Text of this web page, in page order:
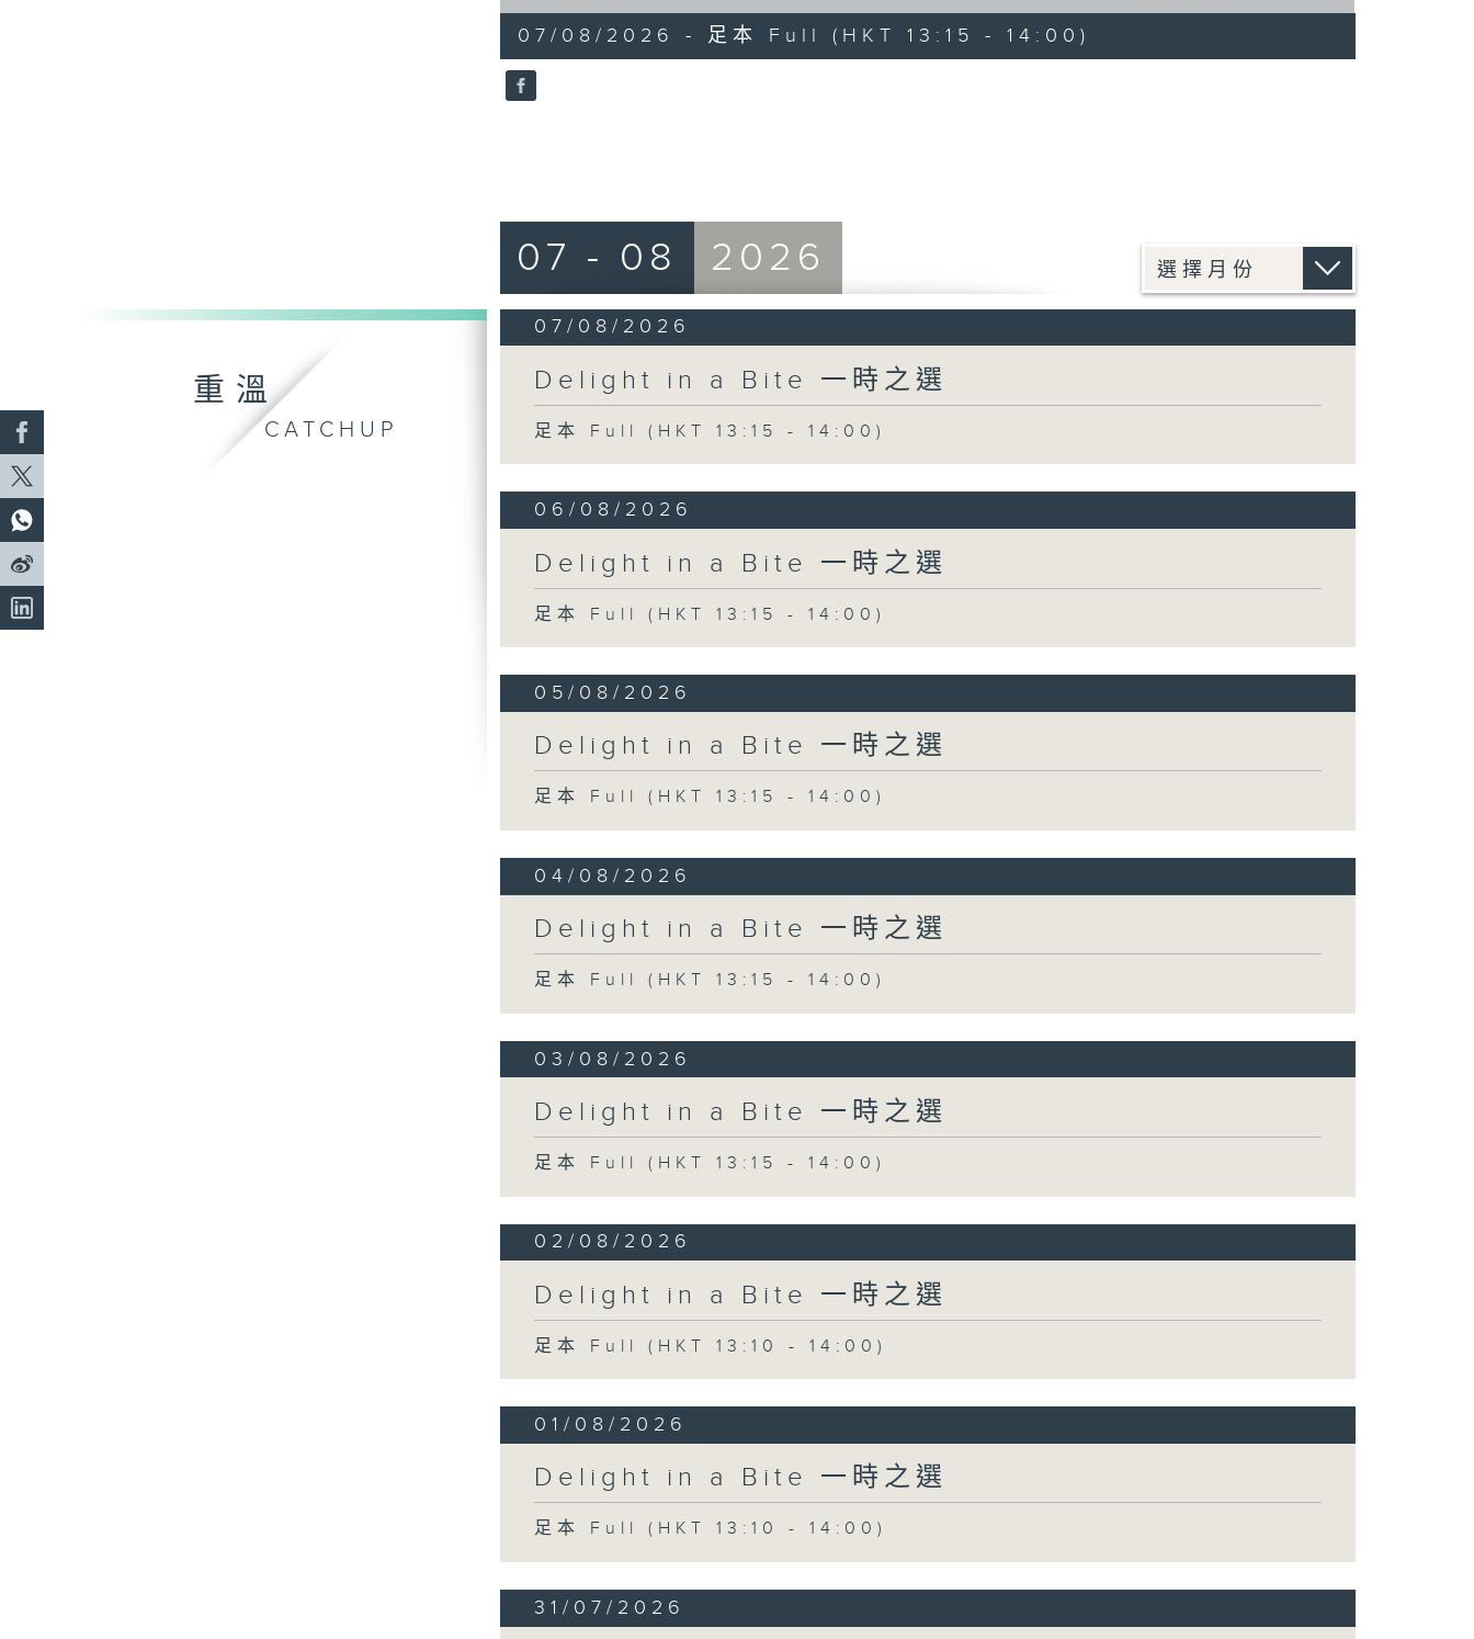
45
minutes,
0
seconds
90%
07/08/2026 - 足本 Full (HKT 13:15 - 14:00)
重溫
CATCHUP
07 - 08 2026
07/08/2026
Delight in a Bite 一時之選
足本 Full (HKT 13:15 - 14:00)
06/08/2026
Delight in a Bite 一時之選
足本 Full (HKT 13:15 - 14:00)
05/08/2026
Delight in a Bite 一時之選
足本 Full (HKT 13:15 - 14:00)
04/08/2026
Delight in a Bite 一時之選
足本 Full (HKT 13:15 - 14:00)
03/08/2026
Delight in a Bite 一時之選
足本 Full (HKT 13:15 - 14:00)
02/08/2026
Delight in a Bite 一時之選
足本 Full (HKT 13:10 - 14:00)
01/08/2026
Delight in a Bite 一時之選
足本 Full (HKT 13:10 - 14:00)
31/07/2026